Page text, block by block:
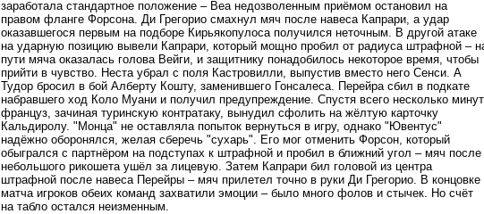
заработала стандартное положение – Веа недозволенным приёмом остановил на
правом фланге Форсона. Ди Грегорио смахнул мяч после навеса Капрари, а удар
оказавшегося первым на подборе Кирьякопулоса получился неточным. В другой атаке
на ударную позицию вывели Капрари, который мощно пробил от радиуса штрафной –
пути мяча оказалась голова Вейги, и защитнику понадобилось некоторое время, чтобы
прийти в чувство. Неста убрал с поля Кастровилли, выпустив вместо него Сенси. А
Тудор бросил в бой Алберту Кошту, заменившего Гонсалеса. Перейра сбил в подкате
набравшего ход Коло Муани и получил предупреждение. Спустя всего несколько минут
француз, зачиная туринскую контратаку, вынудил сфолить на жёлтую карточку
Кальдиролу. "Монца" не оставляла попыток вернуться в игру, однако "Ювентус"
надёжно оборонялся, желая сберечь "сухарь". Его мог отменить Форсон, который
обыгрался с партнёром на подступах к штрафной и пробил в ближний угол – мяч после
небольшого рикошета ушёл за лицевую. Затем Капрари бил головой из центра
штрафной после навеса Перейры – мяч прилетел точно в руки Ди Грегорио. В концовке
матча игроков обеих команд захватили эмоции – было много фолов и стычек. Но счёт
на табло остался неизменным.